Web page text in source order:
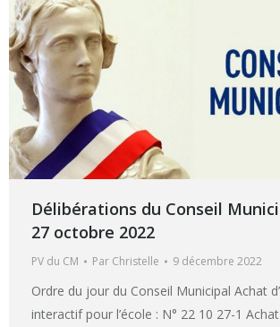
Délibérations du Conseil
27 octobre 2022
PV du CM Par Christelle 9 décembre 2022
Ordre du jour du Conseil Municipal Achat
interactif pour l’école : N° 22 10 27-1 Achat